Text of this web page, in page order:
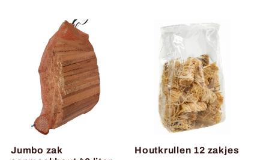
Jumbo zak
Houtkrullen 12 zakjes